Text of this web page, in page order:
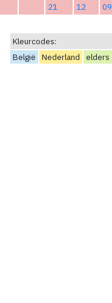
21 12 09
Kleurcodes:
België
Nederland elders